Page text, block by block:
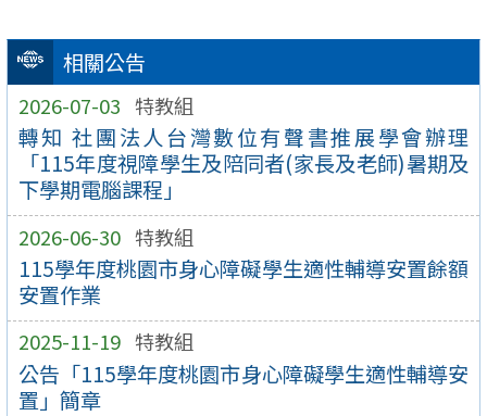
相關公告
2026-07-03 特教組
轉知 社團法人台灣數位有聲書推展學會辦理
「115年度視障學生及陪同者(家長及老師)暑期及
下學期電腦課程」
2026-06-30 特教組
115學年度桃園市身心障礙學生適性輔導安置餘額
安置作業
2025-11-19 特教組
公告「115學年度桃園市身心障礙學生適性輔導安
置」簡章